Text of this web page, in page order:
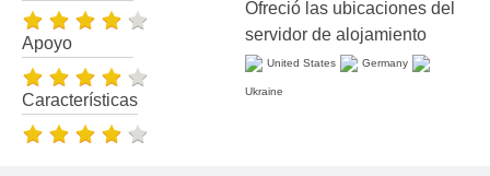
Apoyo
Características
Ofreció las ubicaciones del
servidor de alojamiento
United States Germany
Ukraine